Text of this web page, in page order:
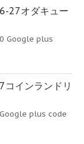
27オダキュー
Google plus
インランドリ
plus code